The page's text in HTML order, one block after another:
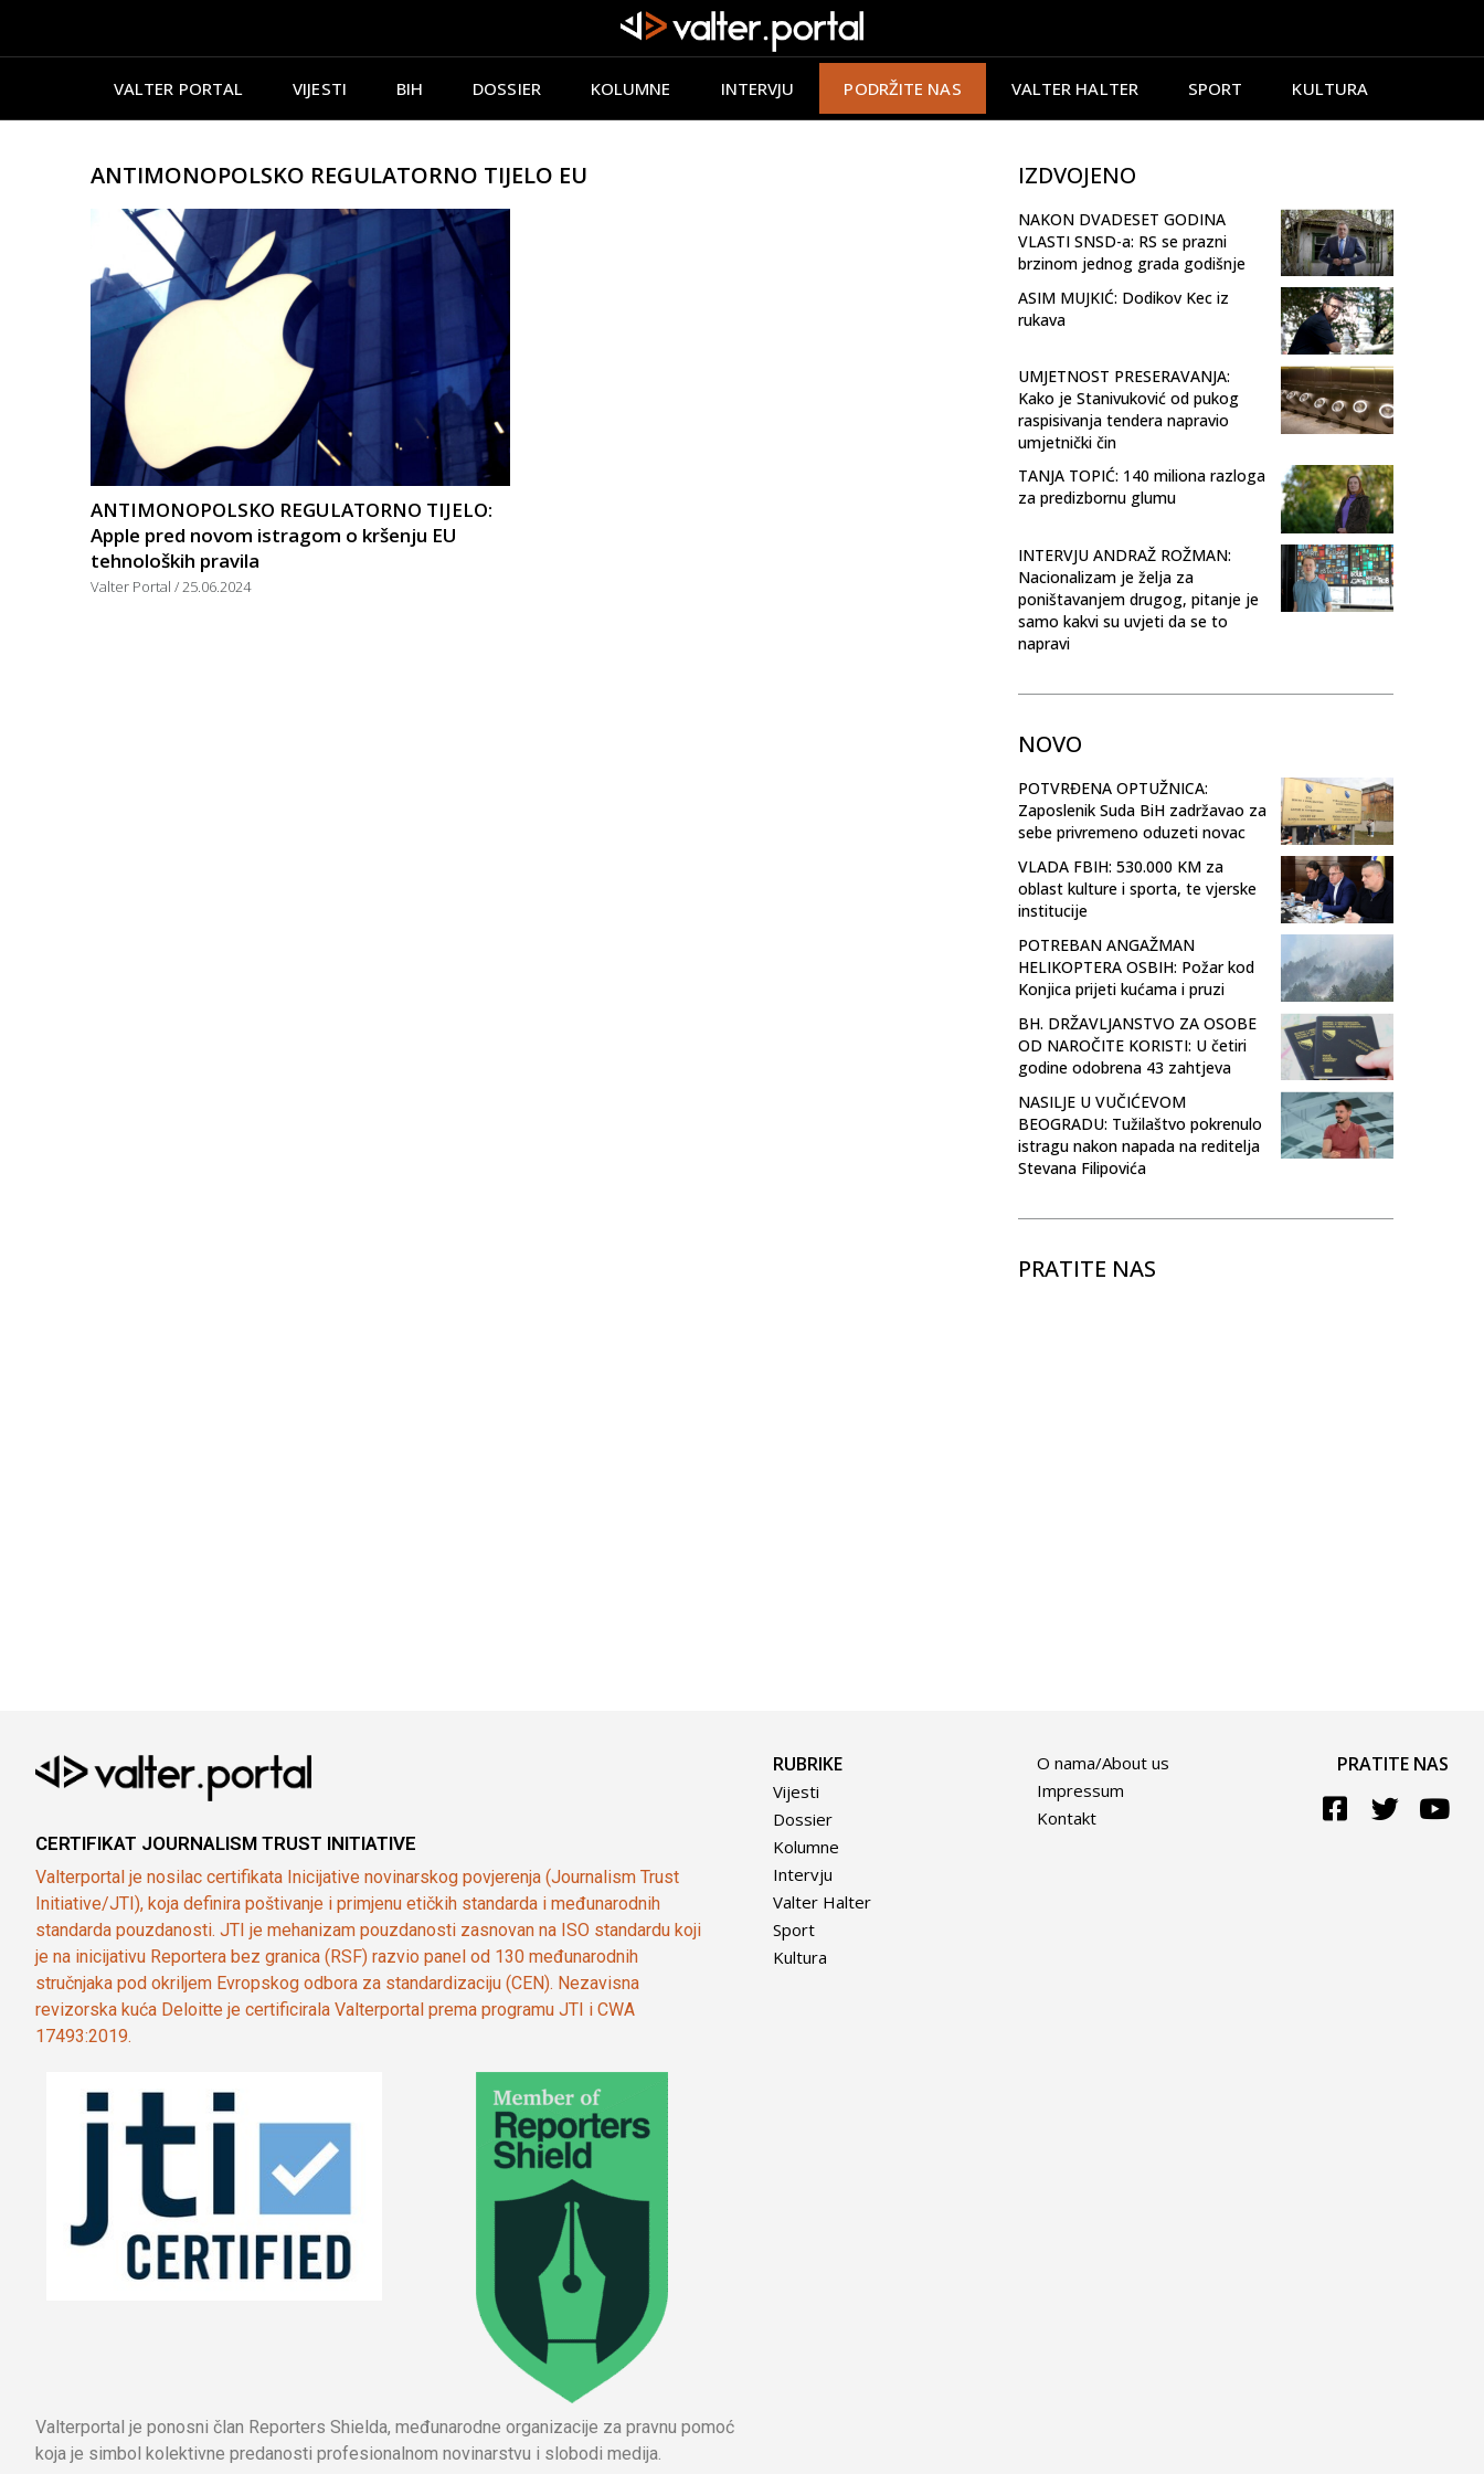
VALTER PORTAL VIJESTI BIH DOSSIER KOLUMNE INTERVJU PODRŽITE NAS VALTER HALTER SPORT KULTURA
ANTIMONOPOLSKO REGULATORNO TIJELO EU
ANTIMONOPOLSKO REGULATORNO TIJELO:
Apple pred novom istragom o kršenju EU
tehnoloških pravila
Valter Portal 25.06.2024
IZDVOJENO
NAKON DVADESET GODINA
VLASTI SNSD-a: RS se prazni
brzinom jednog grada godišnje
ASIM MUJKIĆ: Dodikov Kec iz
rukava
UMJETNOST PRESERAVANJA:
Kako je Stanivuković od pukog
raspisivanja tendera napravio
umjetnički čin
TANJA TOPIĆ: 140 miliona razloga
za predizbornu glumu
INTERVJU ANDRAŽ ROŽMAN:
Nacionalizam je želja za
poništavanjem drugog, pitanje je
samo kakvi su uvjeti da se to
napravi
NOVO
POTVRĐENA OPTUŽNICA:
Zaposlenik Suda BiH zadržavao za
sebe privremeno oduzeti novac
VLADA FBIH: 530.000 KM za
oblast kulture i sporta, te vjerske
institucije
POTREBAN ANGAŽMAN
HELIKOPTERA OSBIH: Požar kod
Konjica prijeti kućama i pruzi
BH. DRŽAVLJANSTVO ZA OSOBE
OD NAROČITE KORISTI: U četiri
godine odobrena 43 zahtjeva
NASILJE U VUČIĆEVOM
BEOGRADU: Tužilaštvo pokrenulo
istragu nakon napada na reditelja
Stevana Filipovića
PRATITE NAS
CERTIFIKAT JOURNALISM TRUST INITIATIVE
Valterportal je nosilac certifikata Inicijative novinarskog povjerenja (Journalism Trust
Initiative/JTI), koja definira poštivanje i primjenu etičkih standarda i međunarodnih
standarda pouzdanosti. JTI je mehanizam pouzdanosti zasnovan na ISO standardu koji
je na inicijativu Reportera bez granica (RSF) razvio panel od 130 međunarodnih
stručnjaka pod okriljem Evropskog odbora za standardizaciju (CEN). Nezavisna
revizorska kuća Deloitte je certificirala Valterportal prema programu JTI i CWA
17493:2019.
Valterportal je ponosni član Reporters Shielda, međunarodne organizacije za pravnu pomoć
koja je simbol kolektivne predanosti profesionalnom novinarstvu i slobodi medija.
RUBRIKE
Vijesti
Dossier
Kolumne
Intervju
Valter Halter
Sport
Kultura
O nama/About us
Impressum
Kontakt
PRATITE NAS